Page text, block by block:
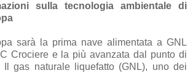
sulla tecnologia ambientale di
sarà la prima nave alimentata a GNL
Crociere e la più avanzata dal punto di
Il gas naturale liquefatto (GNL), uno dei